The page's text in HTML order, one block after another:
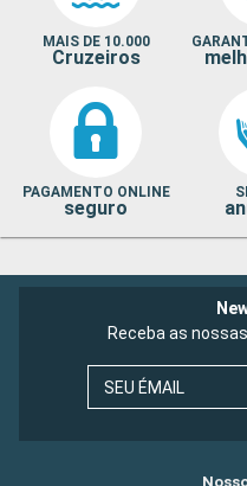
MAIS DE 10.000
Cruzeiros
PAGAMENTO ONLINE
seguro
Receba as
SEU ÉMAIL